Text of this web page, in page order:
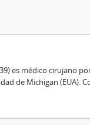
es médico cirujano
de Michigan (EUA).